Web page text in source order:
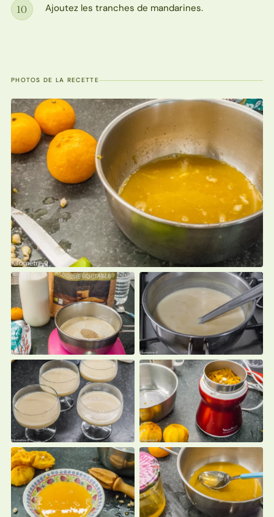
Étape
10 Ajoutez les tranches de mandarines.
PHOTOS DE LA RECETTE